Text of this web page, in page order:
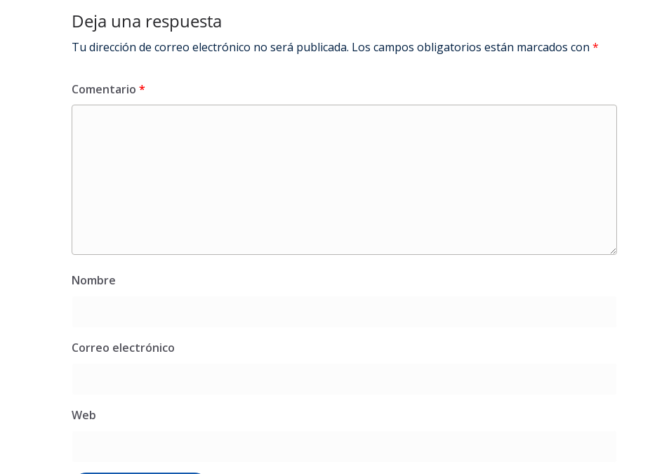
Deja una respuesta
Tu dirección de correo electrónico no será publicada. Los campos obligatorios están marcados con *
Comentario *
Nombre
Correo electrónico
Web